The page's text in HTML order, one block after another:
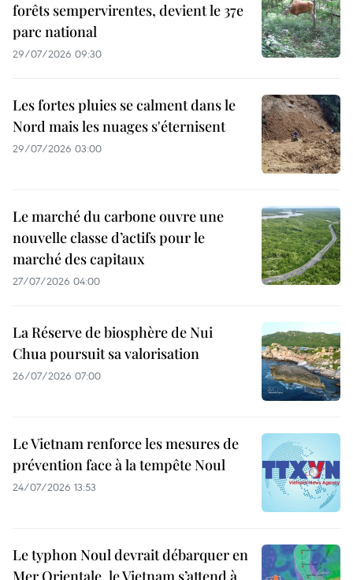
forêts sempervirentes, devient le 37e
parc national
29/07/2026 09:30
Les fortes pluies se calment dans le
Nord mais les nuages s'éternisent
29/07/2026 03:00
Le marché du carbone ouvre une
nouvelle classe d’actifs pour le
marché des capitaux
27/07/2026 04:00
La Réserve de biosphère de Nui
Chua poursuit sa valorisation
26/07/2026 07:00
Le Vietnam renforce les mesures de
prévention face à la tempête Noul
24/07/2026 13:53
Le typhon Noul devrait débarquer en